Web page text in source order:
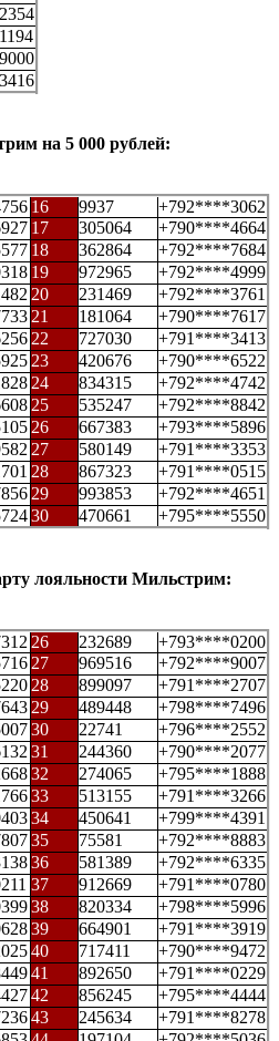
на 5 000 рублей:
16 9937
+792****3062
17 305064
+790****4664
18 362864
+792****7684
19 972965
+792****4999
20 231469
+792****3761
21 181064
+790****7617
22 727030
+791****3413
23 420676
+790****6522
24 834315
+792****4742
25 535247
+792****8842
26 667383
+793****5896
27 580149
+791****3353
28 867323
+791****0515
29 993853
+792****4651
30 470661 +795****5550
лояльности Мильстрим:
26 232689
+793****0200
27 969516
+792****9007
28 899097
+791****2707
29 489448
+798****7496
30 22741
+796****2552
31 244360
+790****2077
32 274065
+795****1888
33 513155
+791****3266
34 450641
+799****4391
35 75581
+792****8883
36 581389
+792****6335
37 912669
+791****0780
38 820334
+798****5996
39 664901
+791****3919
40 717411
+790****9472
41 892650
+791****0229
42 856245
+795****4444
43 245634
+791****8278